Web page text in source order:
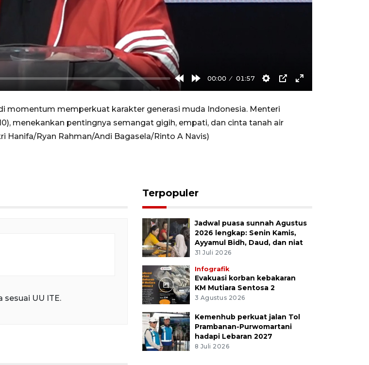
RewindForward
00:00 01:57
Settings
PIP Enter
momentum memperkuat karakter generasi muda Indonesia. Menteri
menekankan pentingnya semangat gigih, empati, dan cinta tanah air
Hanifa/Ryan Rahman/Andi Bagasela/Rinto A Navis)
UU ITE.
Terpopuler
Jadwal puasa sunnah Agustus
2026 lengkap: Senin Kamis,
Ayyamul Bidh, Daud, dan niat
31 Juli 2026
Infografik
Evakuasi korban kebakaran
KM Mutiara Sentosa 2
3 Agustus 2026
Kemenhub perkuat jalan Tol
Prambanan-Purwomartani
hadapi Lebaran 2027
8 Juli 2026